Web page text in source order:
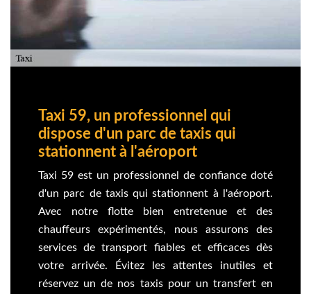
Taxi 59, un professionnel qui
dispose d'un parc de taxis qui
stationnent à l'aéroport
Taxi 59 est un professionnel de confiance doté
d'un parc de taxis qui stationnent à l'aéroport.
Avec notre flotte bien entretenue et des
chauffeurs expérimentés, nous assurons des
services de transport fiables et efficaces dès
votre arrivée. Évitez les attentes inutiles et
réservez un de nos taxis pour un transfert en